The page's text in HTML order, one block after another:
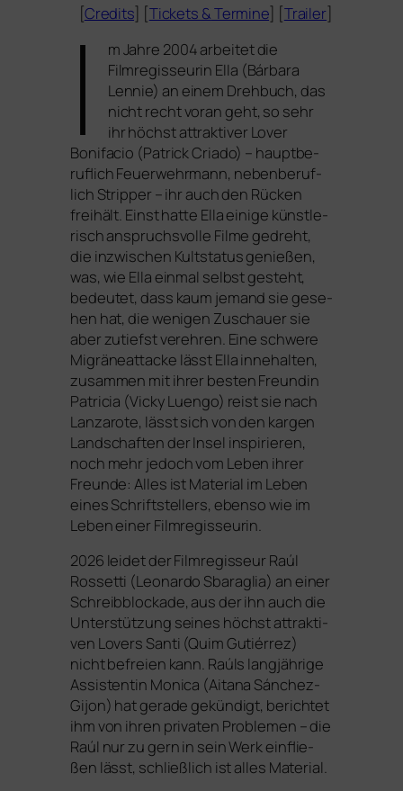
[Credits] [Tickets &Termine] [Trailer]
I
m Jahre 2004 arbei­tet die
Filmregisseurin Ella (Bárbara
Lennie) an einem Drehbuch, das
nicht recht vor­an geht, so sehr
ihr höchst attrak­ti­ver Lover
Bonifacio (Patrick Criado) – haupt­be­
ruf­lich Feuerwehrmann, neben­be­ruf­
lich Stripper – ihr auch den Rücken
frei­hält. Einst hat­te Ella eini­ge künst­le­
risch anspruchs­vol­le Filme gedreht,
die inzwi­schen Kultstatus genie­ßen,
was, wie Ella ein­mal selbst gesteht,
bedeu­tet, dass kaum jemand sie gese­
hen hat, die weni­gen Zuschauer sie
aber zutiefst ver­eh­ren. Eine schwe­re
Migräneattacke lässt Ella inne­hal­ten,
zusam­men mit ihrer bes­ten Freundin
Patricia (Vicky Luengo) reist sie nach
Lanzarote, lässt sich von den kar­gen
Landschaften der Insel inspi­rie­ren,
noch mehr jedoch vom Leben ihrer
Freunde: Alles ist Material im Leben
eines Schriftstellers, eben­so wie im
Leben einer Filmregisseurin.
2026 lei­det der Filmregisseur Raúl
Rossetti (Leonardo Sbaraglia) an einer
Schreibblockade, aus der ihn auch die
Unterstützung sei­nes höchst attrak­ti­
ven Lovers Santi (Quim Gutiérrez)
nicht befrei­en kann. Raúls lang­jäh­ri­ge
Assistentin Monica (Aitana Sánchez-
Gijon) hat gera­de gekün­digt, berich­tet
ihm von ihren pri­va­ten Problemen – die
Raúl nur zu gern in sein Werk ein­flie­
ßen lässt, schließ­lich ist alles Material.